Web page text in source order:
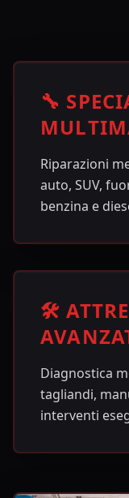
🔧
Riparazioni
auto, SUV,
benzina e
🛠️
Diagnostica
tagliandi,
interventi